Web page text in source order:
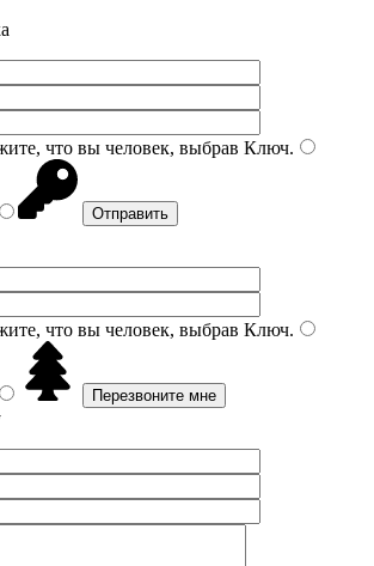
что вы человек, выбрав Ключ.
что вы человек, выбрав Ключ.